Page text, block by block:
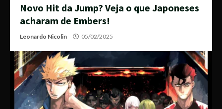
Novo Hit da Jump? Veja o que Japoneses
acharam de Embers!
Leonardo Nicolin 05/02/2025